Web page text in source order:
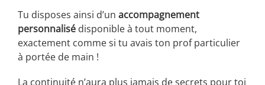
Tu disposes ainsi d’un accompagnement
personnalisé disponible à tout moment,
exactement comme si tu avais ton prof particulier
à portée de main !
La continuité n’aura plus jamais de secrets pour toi